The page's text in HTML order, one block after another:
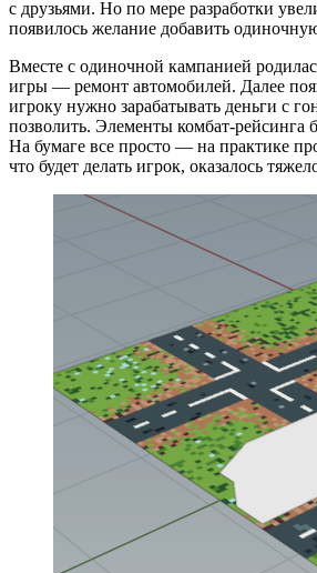
с друзьями. Но по мере разработки
появилось желание добавить
Вместе с одиночной кампанией
игры — ремонт автомобилей. Далее
игроку нужно зарабатывать деньги с
позволить. Элементы комбат‑рейсинга
На бумаге все просто — на практике
что будет делать игрок, оказалось